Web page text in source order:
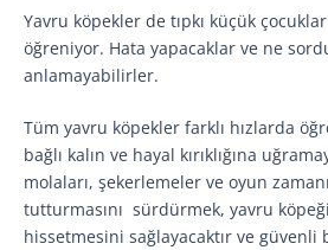
Yavru köpekler de tıpkı küçük
öğreniyor. Hata yapacaklar ve ne
anlamayabilirler.
Tüm yavru köpekler farklı hızlarda
bağlı kalın ve hayal kırıklığına
molaları, şekerlemeler ve oyun
tutturmasını sürdürmek, yavru
hissetmesini sağlayacaktır ve güvenli